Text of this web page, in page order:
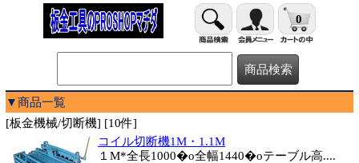
0
▼商品一覧
[板金機械/切断機] [10件]
コイル切断機1M・1.1M
１M*全長1000�o全幅1440�oテーブル高....